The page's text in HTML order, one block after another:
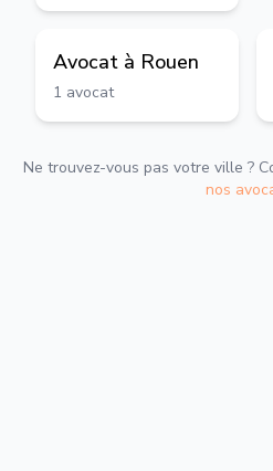
Avocat à Rouen
1 avocat
Ne trouvez-vous pas votre ville ?
nos